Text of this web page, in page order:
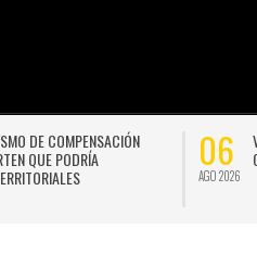
PREPARA UNA AMPLIA AGENDA DE
PARA CELEBRAR EL MES DE LA NIÑEZ